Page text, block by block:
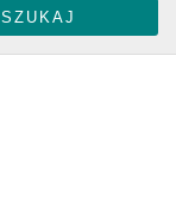
ŁAMIGŁÓWKI